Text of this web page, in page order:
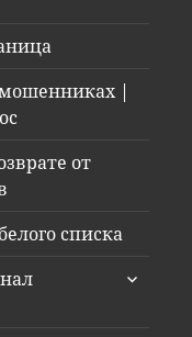
|
от
списка
раскрыть